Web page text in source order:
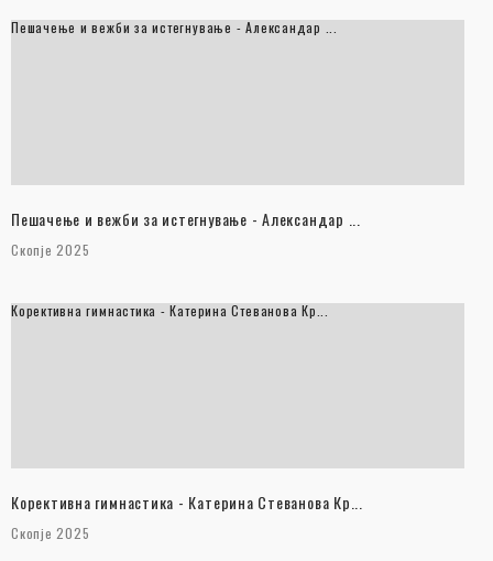
Пешачење и вежби за истегнување - Александар ...
Пешачење и вежби за истегнување - Александар ...
Скопје 2025
Корективна гимнастика - Катерина Стеванова Кр...
Корективна гимнастика - Катерина Стеванова Кр...
Скопје 2025